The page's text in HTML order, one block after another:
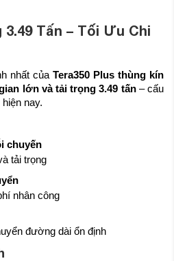
Tấn – Tối Ưu Chi
nhất của Tera350 Plus thùng kín
lớn và tải trọng 3.49 tấn – cấu
nay.
chuyến
tải trọng
nhân công
đường dài ổn định